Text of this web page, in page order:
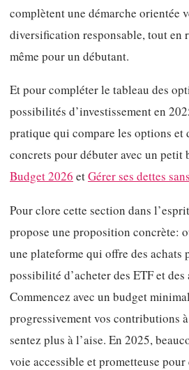
complètent une démarche orientée
diversification responsable, tout en
même pour un débutant.
Et pour compléter le tableau des
possibilités d’investissement en
pratique qui compare les options et
concrets pour débuter avec un petit
Budget 2026 etGérer ses dettes
Pour clore cette section dans
propose une proposition concrète:
une plateforme qui offre des achats
possibilité d’acheter des ETF et
Commencez avec un budget
progressivement vos contributions
sentez plus à l’aise. En 2025,
voie accessible et prometteuse